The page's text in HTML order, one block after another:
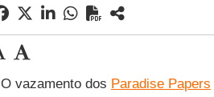
O vazamento dos Paradise Papers